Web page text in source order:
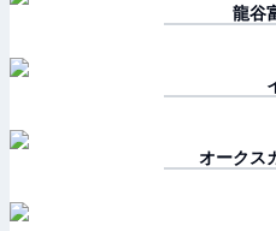
龍谷
オークス